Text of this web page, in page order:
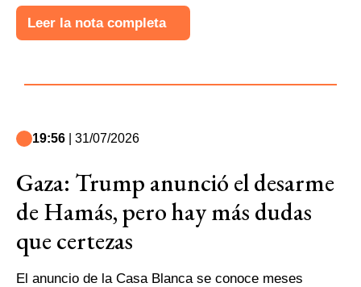
Leer la nota completa
19:56 | 31/07/2026
Gaza: Trump anunció el desarme
de Hamás, pero hay más dudas
que certezas
El anuncio de la Casa Blanca se conoce meses